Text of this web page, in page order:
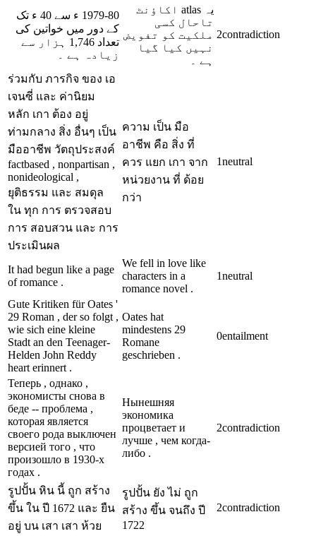
1979-80 ء سے 40 ء تک
کے دور میں خواتین کی
تعداد 1,746 ہزار سے
زیادہ ہے ۔
یہ atlas اکاؤنٹ
تاحال کسی
ملکیت کو تفویض
نہیں کیا گیا
ہے ۔
2contradiction
ร่วมกับ ภารกิจ ของ เอ
เจนซี่ และ ค่านิยม
หลัก เกา ต้อง อยู่
ท่ามกลาง สิ่ง อื่นๆ เป็น
มืออาชีพ วัตถุประสงค์
factbased , nonpartisan ,
nonideological ,
ยุติธรรม และ สมดุล
ใน ทุก การ ตรวจสอบ
การ สอบสวน และ การ
ประเมินผล
ความ เป็น มือ
อาชีพ คือ สิ่ง ที่
ควร แยก เกา จาก
หน่วยงาน ที่ ด้อย
กว่า
1neutral
It had begun like a page
of romance .
We fell in love like
characters in a
romance novel .
1neutral
Gute Kritiken für Oates '
29 Roman , der so folgt ,
wie sich eine kleine
Stadt an den Teenager-
Helden John Reddy
heart erinnert .
Oates hat
mindestens 29
Romane
geschrieben .
0entailment
Теперь , однако ,
экономисты снова в
беде -- проблема ,
которая является
своего рода выключен
версией того , что
произошло в 1930-х
годах .
Нынешняя
экономика
процветает и
лучше , чем когда-
либо .
2contradiction
รูปปั้น หิน นี้ ถูก สร้าง
ขึ้น ใน ปี 1672 และ ยืน
อยู่ บน เสา เสา ห้วย
รูปปั้น ยัง ไม่ ถูก
สร้าง ขึ้น จนถึง ปี
1722
2contradiction